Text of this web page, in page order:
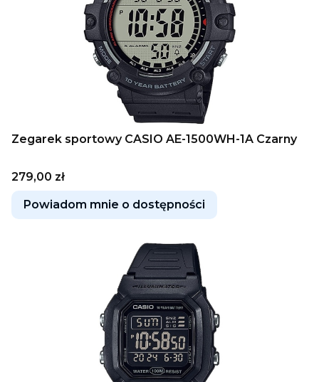
Zegarek sportowy CASIO AE-1500WH-1A Czarny
Cena
279,00 zł
Powiadom mnie o dostępności